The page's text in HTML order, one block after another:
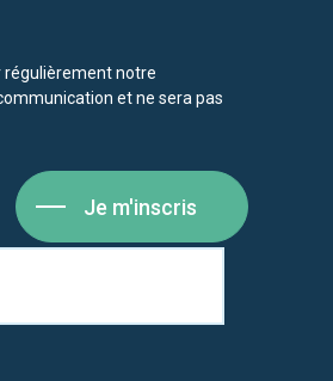
régulièrement notre
et ne sera pas
Je m'inscris